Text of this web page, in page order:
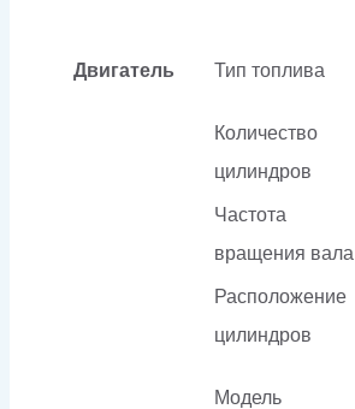
Двигатель Тип топлива
Количество
цилиндров
Частота
вращения вала
Расположение
цилиндров
Модель